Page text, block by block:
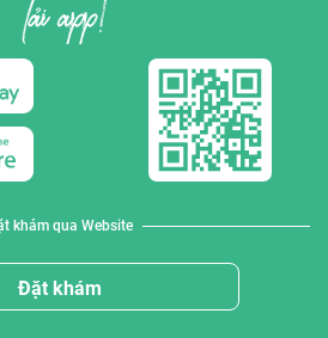
khám qua Website
Đặt khám